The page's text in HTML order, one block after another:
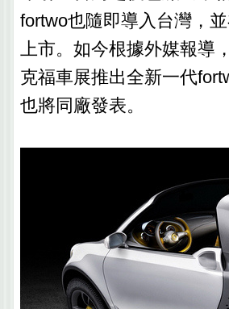
fortwo也隨即導入台灣，
上市。如今根據外媒報導
克福車展推出全新一代
也將同廠發表。